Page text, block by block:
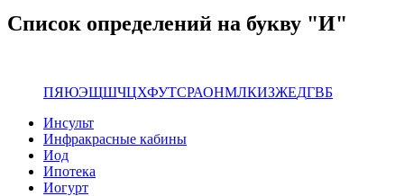
Список определений на букву "И"
ПЯЮЭЩШЧЦХФУТСРАОНМЛКИЗЖЕДГВБ
Инсульт
Инфракрасные кабины
Иод
Ипотека
Иогурт